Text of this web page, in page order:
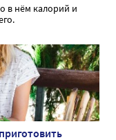
в нём калорий и